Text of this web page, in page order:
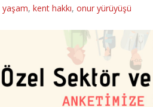
yaşam, kent hakkı, onur yürüyüşü